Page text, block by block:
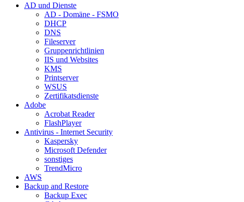
AD und Dienste
AD - Domäne - FSMO
DHCP
DNS
Fileserver
Gruppenrichtlinien
IIS und Websites
KMS
Printserver
WSUS
Zertifikatsdienste
Adobe
Acrobat Reader
FlashPlayer
Antivirus - Internet Security
Kaspersky
Microsoft Defender
sonstiges
TrendMicro
AWS
Backup and Restore
Backup Exec